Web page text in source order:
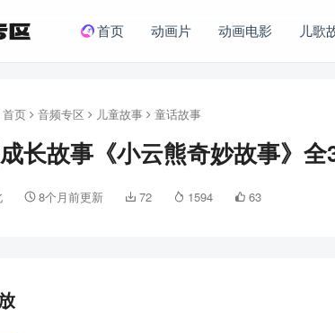
首页 动画片 动画电影 儿歌
首页 音频专区 儿童故事 童话故事
长故事《小云熊奇妙故事》
8个月前更新 72 1594 63